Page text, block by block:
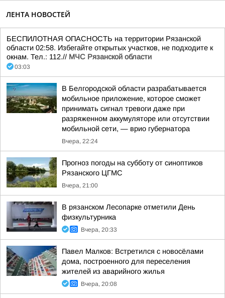
ЛЕНТА НОВОСТЕЙ
БЕСПИЛОТНАЯ ОПАСНОСТЬ на территории Рязанской
области 02:58. Избегайте открытых участков, не подходите к
окнам. Тел.: 112.// МЧС Рязанской области
03:03
В Белгородской области разрабатывается
мобильное приложение, которое сможет
принимать сигнал тревоги даже при
разряженном аккумуляторе или отсутствии
мобильной сети, — врио губернатора
Вчера, 22:24
Прогноз погоды на субботу от синоптиков
Рязанского ЦГМС
Вчера, 21:00
В рязанском Лесопарке отметили День
физкультурника
Вчера, 20:33
Павел Малков: Встретился с новосёлами
дома, построенного для переселения
жителей из аварийного жилья
Вчера, 20:08